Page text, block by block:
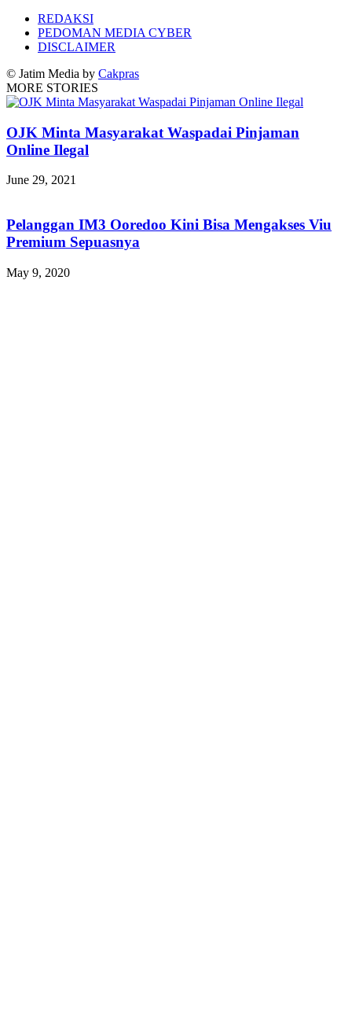
REDAKSI
PEDOMAN MEDIA CYBER
DISCLAIMER
© Jatim Media by Cakpras
MORE STORIES
OJK Minta Masyarakat Waspadai Pinjaman
Online Ilegal
June 29, 2021
Pelanggan IM3 Ooredoo Kini Bisa Mengakses Viu
Premium Sepuasnya
May 9, 2020